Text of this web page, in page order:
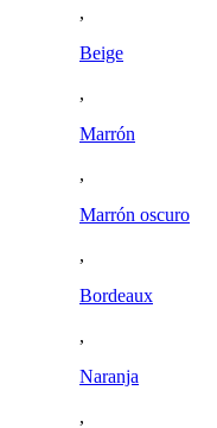
,
Beige
,
Marrón
,
Marrón oscuro
,
Bordeaux
,
Naranja
,